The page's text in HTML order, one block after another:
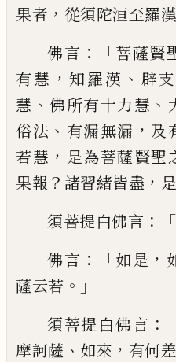
果者 ， 從須陀洹至羅漢
佛言 ： 「菩薩賢
有慧 ，知羅漢 、 辟
慧 、佛所有十力慧 、
俗法 、 有漏無漏 ， 及
若慧 ， 是為菩薩賢聖
果報 ？ 諸習緒皆盡 ，
須菩提白佛言 ：「
佛言 ：「如是 ，
薩云若 。」
須菩提白佛言 ：
摩訶薩 、 如來 ， 有何差